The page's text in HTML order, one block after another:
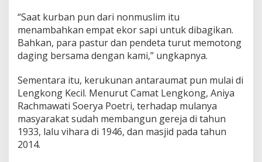
“Saat kurban pun dari nonmuslim itu
menambahkan empat ekor sapi untuk dibagikan.
Bahkan, para pastur dan pendeta turut memotong
daging bersama dengan kami,” ungkapnya.
Sementara itu, kerukunan antaraumat pun mulai di
Lengkong Kecil. Menurut Camat Lengkong, Aniya
Rachmawati Soerya Poetri, terhadap mulanya
masyarakat sudah membangun gereja di tahun
1933, lalu vihara di 1946, dan masjid pada tahun
2014.